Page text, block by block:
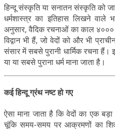
हिन्दू संस्कृति या सनातन संस्कृति को
धर्मशास्त्र का इतिहास लिखने वाले
अनुसार, वैदिक रचनाओं का काल ४०००
विद्वान भी हैं, जो वेदों को और भी
संसार में सबसे पुरानी धार्मिक रचना हैं।
या या सबसे पुराना धर्म माना जाता है।
कई हिन्दू ग्रंथ नष्ट हो गए
ऐसा माना जाता है कि वेदों का एक
चूंकि समय-समय पर आक्रमणों का